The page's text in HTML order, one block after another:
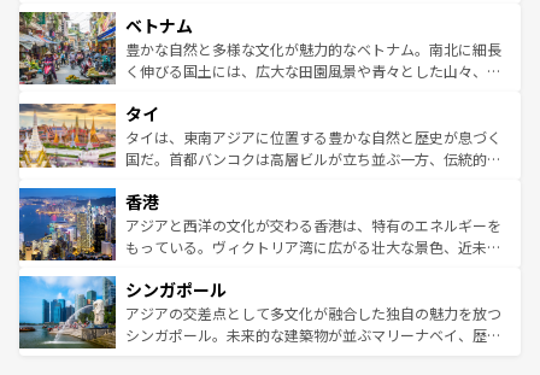
参照してほしい。
容にもいいと評判のスイーツなど、バラエティ豊かな料理
が味わえる。 なお、新着の台湾情報は コンテンツ一覧を参
照してほしい。
き、地方に足を延ばせば四季折々の自然美を楽しむことが
できる。そして、キムチや焼肉、絶品のストリートフード
まで、さまざまな韓国料理が待っている。夜には、韓国な
リティに包まれながら、韓国の多彩な魅力を心ゆくまで味
わってみてほしい。 なお、新着の韓国情報はコンテンツ一
覧を参照してほしい。
ベトナム
豊かな自然と多様な文化が魅力的なベトナム。南北に細長
く伸びる国土には、広大な田園風景や青々とした山々、世
急速な発展と共に伝統が息づく。ハノイの古い町並みやホ
ーチミン市のフランス統治時代の建物も、独特の雰囲気を
醸し出している。また、バラエティの豊かさとおいしさで
とつ。フォーやバインミー、ベトナムコーヒーなどは、ぜ
ひ現地で味わいたい。どの地域を訪れてもあたたかい人々
が旅行者を迎えてくれるので、きっと忘れられない旅にな
参照してほしい。
タイ
タイは、東南アジアに位置する豊かな自然と歴史が息づく
国だ。首都バンコクは高層ビルが立ち並ぶ一方、伝統的な
の活気が交差している。北部ではチェンマイなどの山岳地
帯で自然と触れ合い、南部ではプーケットやクラビの美し
いビーチでリゾート気分を楽しむことができる。タイ料理
激する。気候は一年中温暖で、どの季節にも異なる楽しみ
が待っている。親しみやすいタイの人々、仏教を中心とし
た文化、そして多様な観光資源が、訪れる旅人を魅了し続
香港
アジアと西洋の文化が交わる香港は、特有のエネルギーを
もっている。ヴィクトリア湾に広がる壮大な景色、近未来
み、どこを訪れても感動するはず。観光スポットが密集し
ており、効率よく見どころを回れるのも魅力。息をのむよ
うな絶景から文化的な体験まで、香港を存分に楽しみ尽く
シンガポール
アジアの交差点として多文化が融合した独自の魅力を放つ
シンガポール。未来的な建築物が並ぶマリーナベイ、歴史